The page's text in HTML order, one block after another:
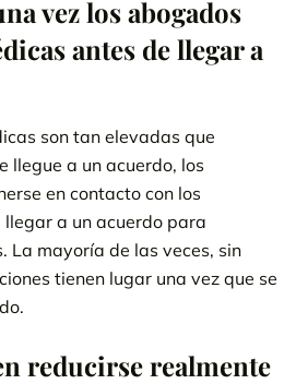
vez los abogados
antes de llegar a
son tan elevadas que
llegue a un acuerdo, los
en contacto con los
a un acuerdo para
La mayoría de las veces, sin
tienen lugar una vez que se
reducirse realmente